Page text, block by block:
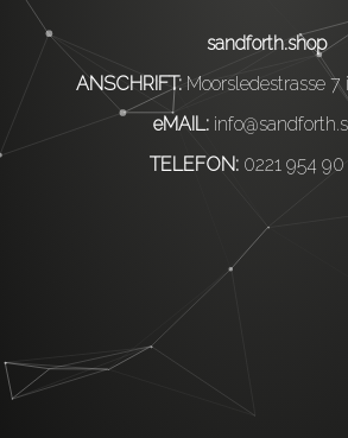
sandforth.shop
ANSCHRIFT: Moorsledestrasse
eMAIL:
TELEFON: 0221 954